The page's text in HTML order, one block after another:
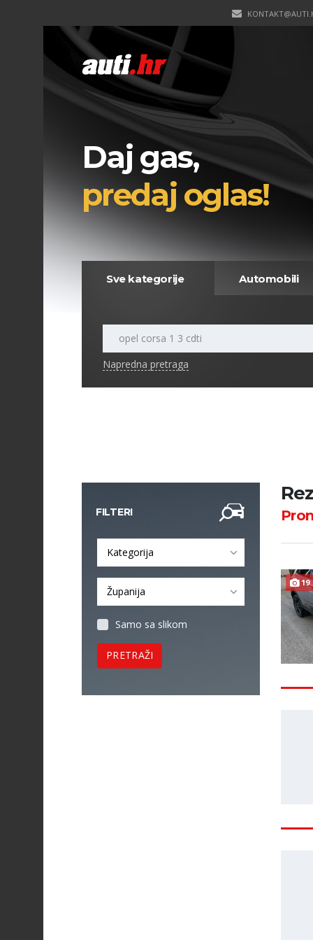
Daj gas,
predaj oglas!
Sve kategorije Automobili
Napredna pretraga
FILTERI
Kategorija
Županija
Samo sa slikom
PRETRAŽI
19